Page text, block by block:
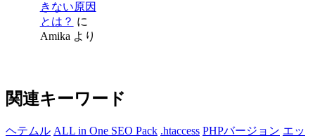
きない原因
とは？ に
Amikaより
関連キーワード
ヘテムル ALL in One SEO Pack .htaccess PHPバージョン エッ